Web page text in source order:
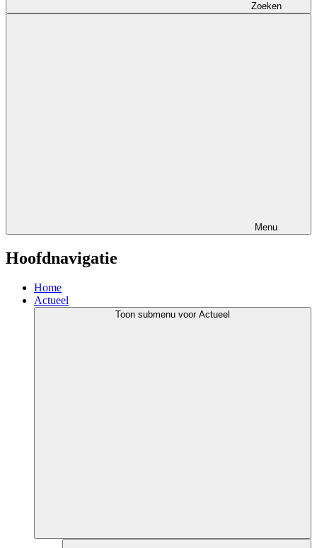
Zoeken
Menu
Hoofdnavigatie
Home
Actueel
Toon submenu voor Actueel